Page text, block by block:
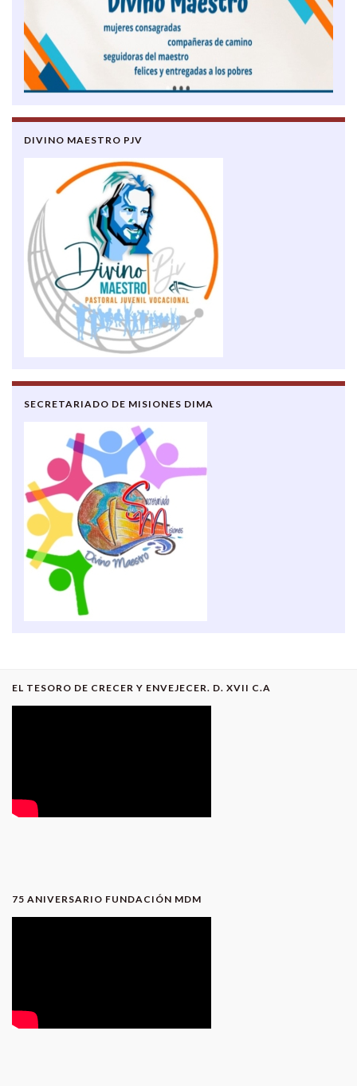
DIVINO MAESTRO PJV
SECRETARIADO DE MISIONES DIMA
EL TESORO DE CRECER Y ENVEJECER. D. XVII C.A
75 ANIVERSARIO FUNDACIÓN MDM